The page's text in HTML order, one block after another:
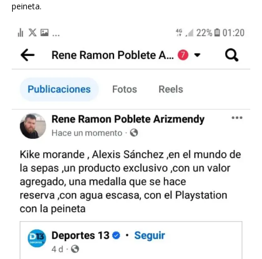
peineta.